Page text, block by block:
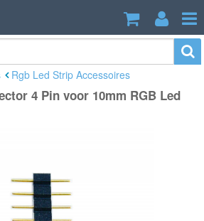
Connector 4 Pin voor
Led Strips
Rgb Led Strip Accessoires
4 Pin voor 10mm RGB Led